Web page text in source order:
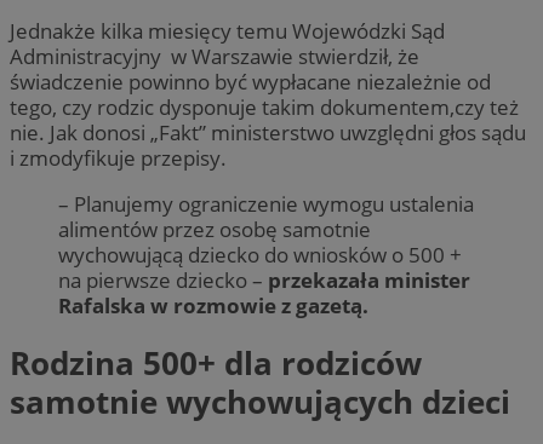
Jednakże kilka miesięcy temu Wojewódzki Sąd
Administracyjny w Warszawie stwierdził, że
świadczenie powinno być wypłacane niezależnie od
tego, czy rodzic dysponuje takim dokumentem,czy też
nie. Jak donosi „Fakt” ministerstwo uwzględni głos sądu
i zmodyfikuje przepisy.
– Planujemy ograniczenie wymogu ustalenia
alimentów przez osobę samotnie
wychowującą dziecko do wniosków o 500 +
na pierwsze dziecko – przekazała minister
Rafalska w rozmowie z gazetą.
Rodzina 500+ dla rodziców
samotnie wychowujących dzieci